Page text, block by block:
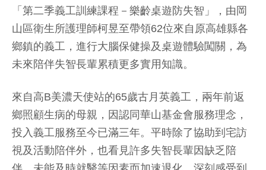
「第二季義工訓練課程－樂齡桌遊防失智」，由岡
山區衛生所護理師柯昱至帶領62位來自原高雄縣各
鄉鎮的義工，進行大腦保健操及桌遊體驗闖關，為
未來陪伴失智長輩累積更多實用知識。
來自高B美濃天使站的65歲古月英義工，兩年前返
鄉照顧生病的母親，因認同華山基金會服務理念，
投入義工服務至今已滿三年。平時除了協助到宅訪
視及活動陪伴外，也看見許多失智長輩因缺乏陪